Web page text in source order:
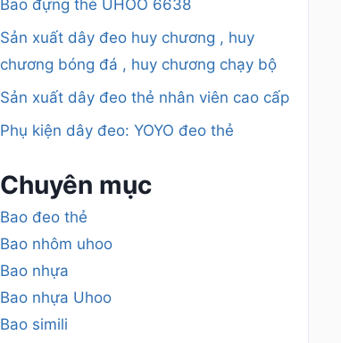
Bao đựng thẻ UHOO 6638
Sản xuất dây đeo huy chương , huy
chương bóng đá , huy chương chạy bộ
Sản xuất dây đeo thẻ nhân viên cao cấp
Phụ kiện dây đeo: YOYO đeo thẻ
Chuyên mục
Bao đeo thẻ
Bao nhôm uhoo
Bao nhựa
Bao nhựa Uhoo
Bao simili